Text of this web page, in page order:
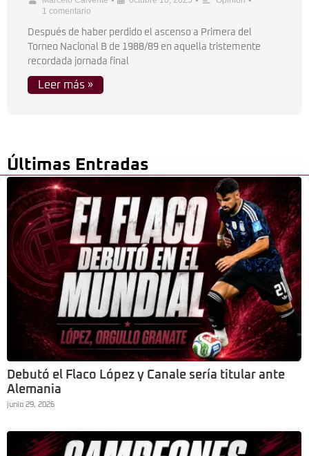
1 comentario
Después de haber perdido el ascenso a Primera del
Torneo Nacional B de 1988/89 en aquella tristemente
recordada jornada final
Leer más »
Últimas Entradas
Debutó el Flaco López y Canale sería titular ante
Alemania
junio 29, 2026